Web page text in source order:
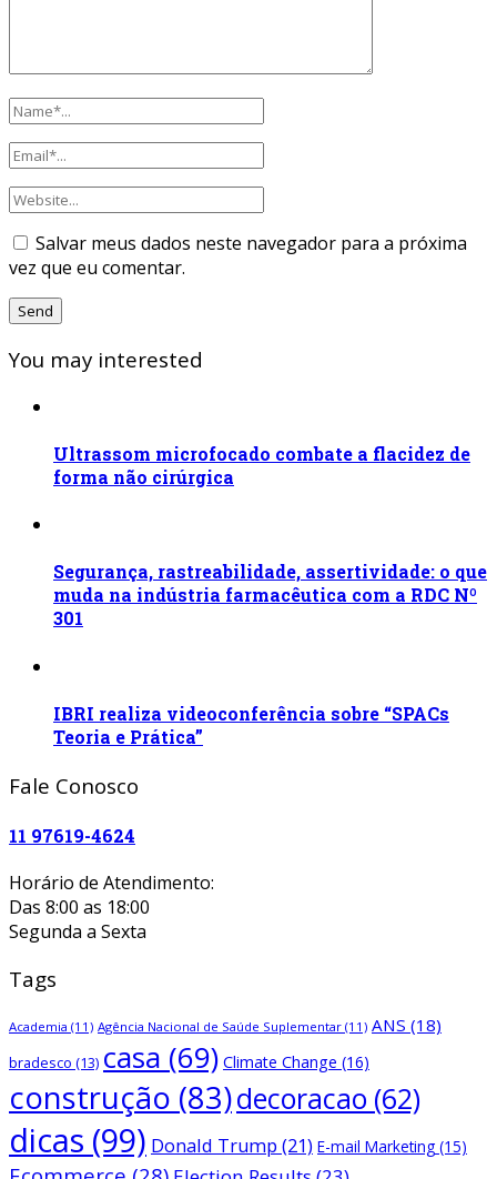
Salvar meus dados neste navegador para a próxima
vez que eu comentar.
You may interested
Ultrassom microfocado combate a flacidez de
forma não cirúrgica
Segurança, rastreabilidade, assertividade: o que
muda na indústria farmacêutica com a RDC Nº
301
IBRI realiza videoconferência sobre “SPACs
Teoria e Prática”
Fale Conosco
11 97619-4624
Horário de Atendimento:
Das 8:00 as 18:00
Segunda a Sexta
Tags
Academia (11) Agência Nacional de Saúde Suplementar (11) ANS (18)
bradesco (13) casa (69) Climate Change (16)
construção (83)decoracao (62)
dicas (99) Donald Trump (21) E-mail Marketing (15)